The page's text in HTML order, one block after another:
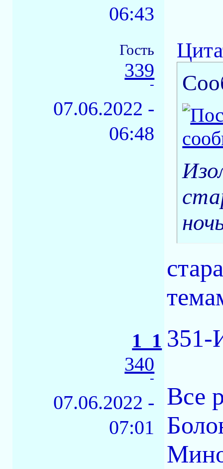
06:43
Гость
339
-
07.06.2022 -
06:48
1_1
340
-
07.06.2022 -
07:01
351-
Все